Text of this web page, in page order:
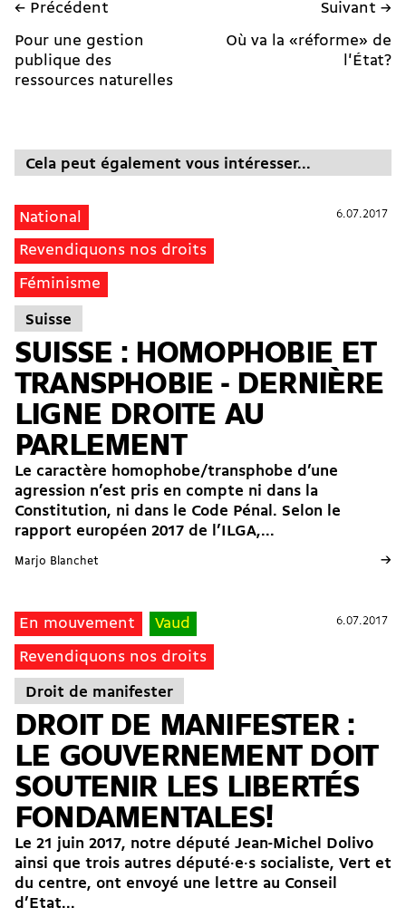
← Précédent
Pour une gestion
publique des
ressources naturelles
Suivant →
Où va la «réforme» de
l'État?
Cela peut également vous intéresser...
6.07.2017
National
Revendiquons nos droits
Féminisme
6.07.2017
Suisse
SUISSE : HOMOPHOBIE ET
TRANSPHOBIE - DERNIÈRE
LIGNE DROITE AU
PARLEMENT
Le caractère homophobe/transphobe d’une
agression n’est pris en compte ni dans la
Constitution, ni dans le Code Pénal. Selon le
rapport européen 2017 de l’ILGA,...
Marjo Blanchet →
6.07.2017
En mouvement Vaud
Revendiquons nos droits
6.07.2017
Droit de manifester
DROIT DE MANIFESTER :
LE GOUVERNEMENT DOIT
SOUTENIR LES LIBERTÉS
FONDAMENTALES!
Le 21 juin 2017, notre député Jean-Michel Dolivo
ainsi que trois autres député·e·s socialiste, Vert et
du centre, ont envoyé une lettre au Conseil
d’Etat...